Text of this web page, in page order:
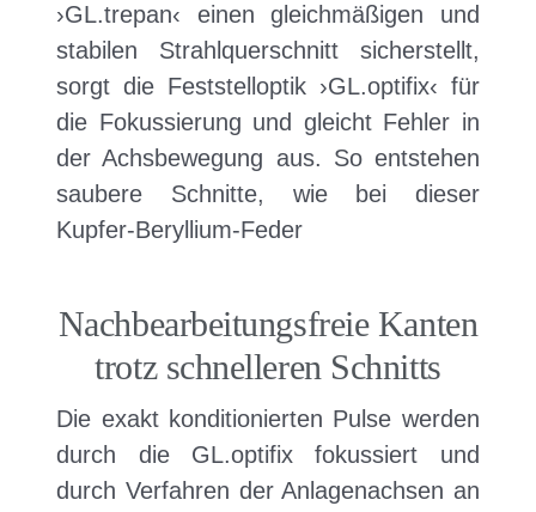
›GL.trepan‹ einen gleichmäßigen und
stabilen Strahlquerschnitt sicherstellt,
sorgt die Feststelloptik ›GL.optifix‹ für
die Fokussierung und gleicht Fehler in
der Achsbewegung aus. So entstehen
saubere Schnitte, wie bei dieser
Kupfer-Beryllium-Feder
Nachbearbeitungsfreie Kanten
trotz schnelleren Schnitts
Die exakt konditionierten Pulse werden
durch die GL.optifix fokussiert und
durch Verfahren der Anlagenachsen an